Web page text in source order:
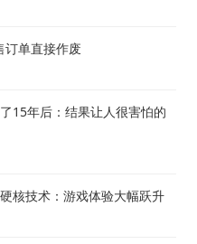
订单直接作废
15年后：结果让人很害怕的
核技术：游戏体验大幅跃升